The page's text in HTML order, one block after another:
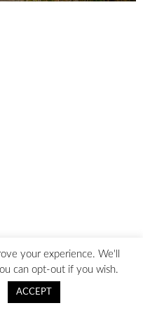
your experience. We'll
can opt-out if you wish.
ACCEPT